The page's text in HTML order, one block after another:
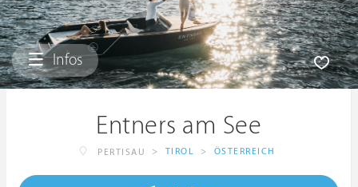
Infos
Entners am See
PERTISAU > TIROL > ÖSTERREICH